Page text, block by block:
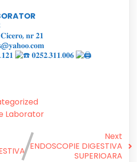
𝐧𝐫 𝟐𝟏
𝟎𝟐𝟓𝟐.𝟑𝟏𝟏.𝟎𝟎𝟔
Laborator
Next
ENDOSCOPIE DIGESTIVA
SUPERIOARA